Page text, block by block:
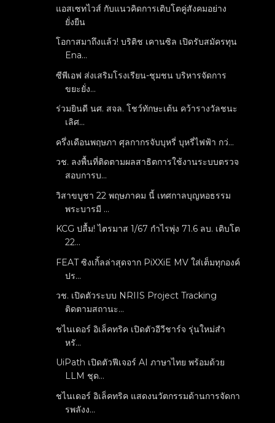
แอสเซทไวส์ กับแนวคิดการเติบโตคู่สังคมอย่าง
ยั่งยืน
โอกาสมาถึงแล้ว! บริติช เคานซิล เปิดรับสมัครทุน
Ena...
ซีพีเอฟ ส่งเสริมโรงเรียน-ชุมชน บริหารจัดการ
ขยะยั่ง...
ร่วมยินดี นศ. สจล. โชว์ทักษะเต้น คว้ารางวัลชนะ
เลิศ...
ครึ่งเดือนพฤษภา ศุลกากรจับบุหรี่ บุหรี่ไฟฟ้า กว่...
วช. ลงพื้นที่ติดตามผลสาธิตการใช้งานระบบตรวจ
สอบการบ...
วิสาขบูชา 22 พฤษภาคม นี้ เทศกาลบุญหอธรรม
พระบารมี ...
KCG ปลื้ม! ไตรมาส 1/67 กำไรพุ่ง 71.6 ลบ. เติบโต
22...
FEAT ซิงเกิ้ลล่าสุดจาก PiXXiE MV ใส่เต็มทุกองค์
ปร...
วช. เปิดตัวระบบ NRIIS Project Tracking
ติดตามสถานะ...
ชไนเดอร์ อิเล็คทริค เปิดตัวอีวีชาร์จ รุ่นใหม่สำ
หรั...
UiPath เปิดตัวฟีเจอร์ AI ภาษาไทย พร้อมด้วย
LLM ชุด...
ชไนเดอร์ อิเล็คทริค แสดงนวัตกรรมด้านการจัดกา
รพลังง...